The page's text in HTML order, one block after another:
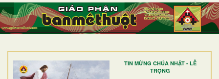
TIN MỪNG CHÚA NHẬT - LỄ
TRỌNG
TRANG NHẤT
GIỚI THIỆU
DÒNG TU